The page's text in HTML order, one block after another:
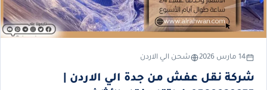
14 مارس 2026 شحن الي الاردن
شركة نقل عفش من جدة الي الاردن |